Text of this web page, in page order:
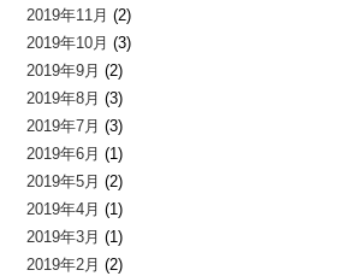
2019年11月 (2)
2019年10月 (3)
2019年9月 (2)
2019年8月 (3)
2019年7月 (3)
2019年6月 (1)
2019年5月 (2)
2019年4月 (1)
2019年3月 (1)
2019年2月 (2)